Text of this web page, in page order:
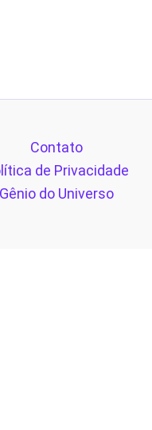
Contato
de Privacidade
Gênio do Universo